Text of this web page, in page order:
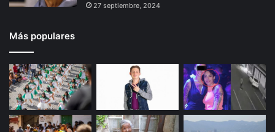
27 septiembre, 2024
Más populares